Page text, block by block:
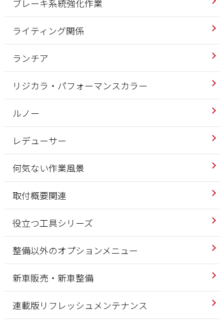
ブレーキ系統強化作業
ライティング関係
ランチア
リジカラ・パフォーマンスカラー
ルノー
レデューサー
何気ない作業風景
取付概要関連
役立つ工具シリーズ
整備以外のオプションメニュー
新車販売・新車整備
連載版リフレッシュメンテナンス